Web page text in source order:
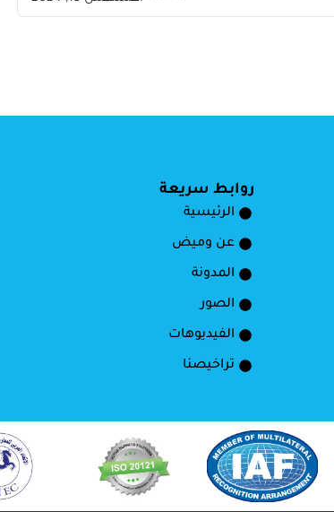
روابط سريعة
الرئيسية
عن وميض
المدونة
الصور
الفيديوهات
تراخيصنا